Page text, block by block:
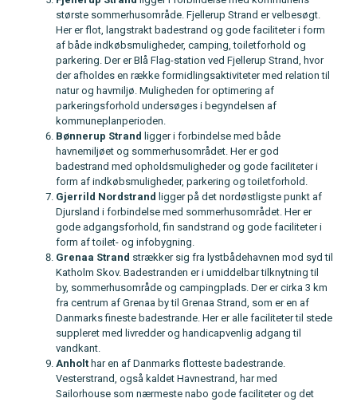
største sommerhusområde. Fjellerup Strand er velbesøgt.
Her er flot, langstrakt badestrand og gode faciliteter i form
af både indkøbsmuligheder, camping, toiletforhold og
parkering. Der er Blå Flag-station ved Fjellerup Strand, hvor
der afholdes en række formidlingsaktiviteter med relation til
natur og havmiljø. Muligheden for optimering af
parkeringsforhold undersøges i begyndelsen af
kommuneplanperioden.
Bønnerup Strand ligger i forbindelse med både
havnemiljøet og sommerhusområdet. Her er god
badestrand med opholdsmuligheder og gode faciliteter i
form af indkøbsmuligheder, parkering og toiletforhold.
Gjerrild Nordstrand ligger på det nordøstligste punkt af
Djursland i forbindelse med sommerhusområdet. Her er
gode adgangsforhold, fin sandstrand og gode faciliteter i
form af toilet- og infobygning.
Grenaa Strand strækker sig fra lystbådehavnen mod syd til
Katholm Skov. Badestranden er i umiddelbar tilknytning til
by, sommerhusområde og campingplads. Der er cirka 3 km
fra centrum af Grenaa by til Grenaa Strand, som er en af
Danmarks fineste badestrande. Her er alle faciliteter til stede
suppleret med livredder og handicapvenlig adgang til
vandkant.
Anholt har en af Danmarks flotteste badestrande.
Vesterstrand, også kaldet Havnestrand, har med
Sailorhouse som nærmeste nabo gode faciliteter og det